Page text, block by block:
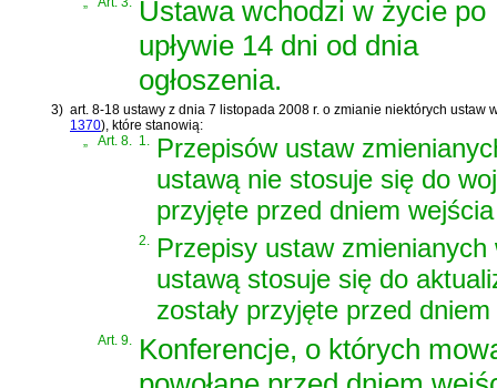
Ustawa wchodzi w życie po
upływie 14 dni od dnia
ogłoszenia.
3) art. 8-18 ustawy z dnia 7 listopada 2008 r. o zmianie niektórych
1370) , które stanowią:
Art. 8. 1.
Przepisów ustaw
ustawą nie stosuje się do
przyjęte przed dniem
2.
Przepisy ustaw
ustawą stosuje się do
zostały przyjęte przed
Art. 9.
Konferencje, o których